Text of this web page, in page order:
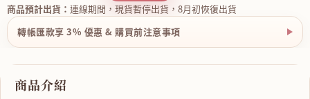
商品預計出貨： 連線期間，現貨暫停出貨，8月初恢復出貨
轉帳匯款享 3% 優惠 & 購買前注意事項
商品介紹